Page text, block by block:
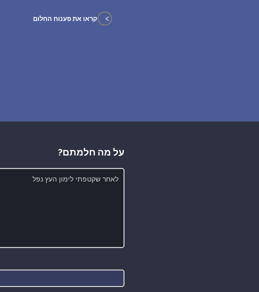
> קראו את פענוח החלום
על מה חלמתם?